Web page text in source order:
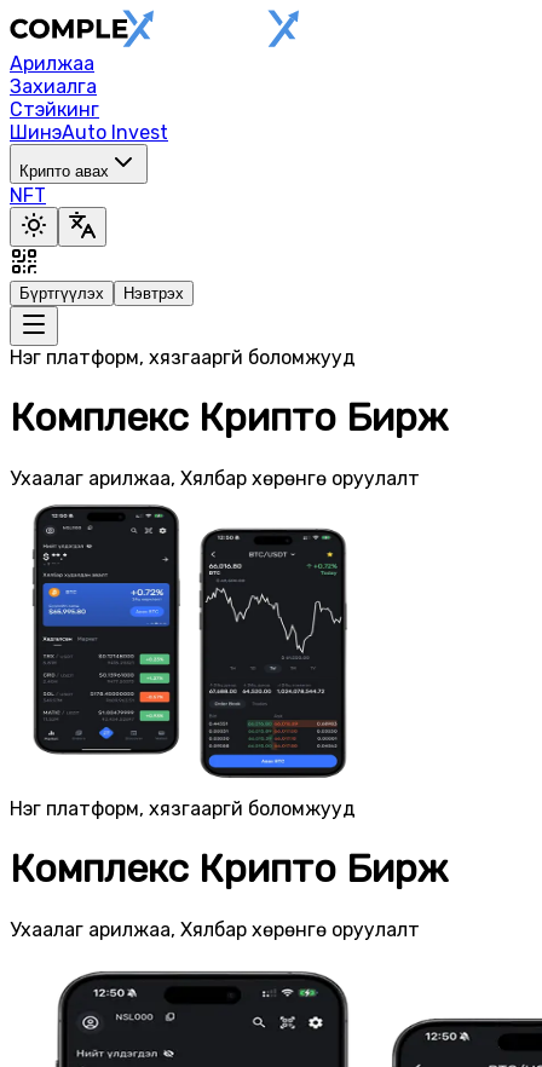
Арилжаа
Захиалга
Стэйкинг
ШинэAuto Invest
Крипто авах
NFT
Бүртгүүлэх Нэвтрэх
Нэг платформ, хязгааргүй боломжууд
Комплекс Крипто Бирж
Ухаалаг арилжаа, Хялбар хөрөнгө оруулалт
Нэг платформ, хязгааргүй боломжууд
Комплекс Крипто Бирж
Ухаалаг арилжаа, Хялбар хөрөнгө оруулалт